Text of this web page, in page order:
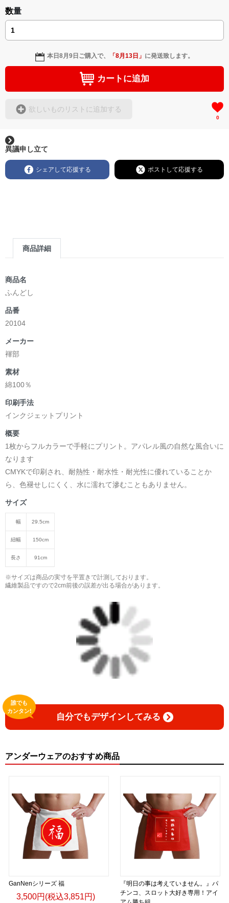
数量
本日8月9日 ご購入で、 「8月13日 」 に発送致します。
カートに追加
欲しいものリストに追加する
0
異議申し立て
シェアして応援する ポストして応援する
商品詳細
商品名
ふんどし
品番
20104
メーカー
褌部
素材
綿100％
印刷手法
インクジェットプリント
概要
1枚からフルカラーで手軽にプリント。アパレル風の自然な風合いに
なります
CMYKで印刷され、耐熱性・耐水性・耐光性に優れていることか
ら、色褪せしにくく、水に濡れて滲むこともありません。
サイズ
幅 29.5cm
紐幅 150cm
長さ 91cm
※サイズは商品の実寸を平置きで計測しております。
繊維製品ですので2cm前後の誤差が出る場合があります。
自分でもデザインしてみる
誰でも
カンタン!
アンダーウェアのおすすめ商品
GanNenシリーズ 福
3,500円(税込3,851円)
『明日の事は考えていません。』パ
チンコ、スロット大好き専用！アイ